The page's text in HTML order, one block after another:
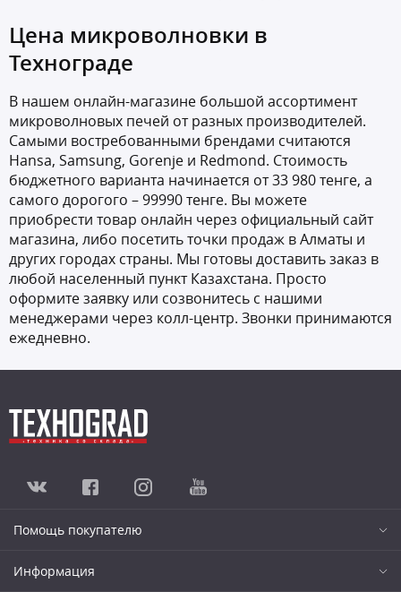
Цена микроволновки в
Технограде
В нашем онлайн-магазине большой ассортимент
микроволновых печей от разных производителей.
Самыми востребованными брендами считаются
Hansa, Samsung, Gorenje и Redmond. Стоимость
бюджетного варианта начинается от 33 980 тенге, а
самого дорогого – 99990 тенге. Вы можете
приобрести товар онлайн через официальный сайт
магазина, либо посетить точки продаж в Алматы и
других городах страны. Мы готовы доставить заказ в
любой населенный пункт Казахстана. Просто
оформите заявку или созвонитесь с нашими
менеджерами через колл-центр. Звонки принимаются
ежедневно.
Помощь покупателю
Информация